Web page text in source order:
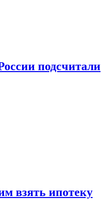
подсчитали
взять ипотеку